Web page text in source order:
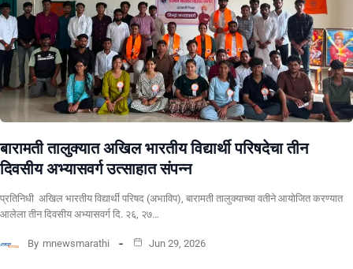
बारामती तालुक्यात अखिल भारतीय विद्यार्थी परिषदेचा तीन
दिवसीय अभ्यासवर्ग उत्साहात संपन्न
प्रतिनिधी अखिल भारतीय विद्यार्थी परिषद (अभाविप), बारामती तालुक्याच्या वतीने आयोजित करण्यात
आलेला तीन दिवसीय अभ्यासवर्ग दि. २६, २७…
By mnewsmarathi Jun 29, 2026